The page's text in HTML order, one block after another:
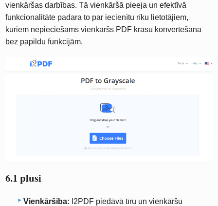
vienkāršas darbības. Tā vienkāršā pieeja un efektīvā
funkcionalitāte padara to par iecienītu rīku lietotājiem,
kuriem nepieciešams vienkāršs PDF krāsu konvertēšana
bez papildu funkcijām.
6.1 plusi
Vienkāršība: I2PDF piedāvā tīru un vienkāršu